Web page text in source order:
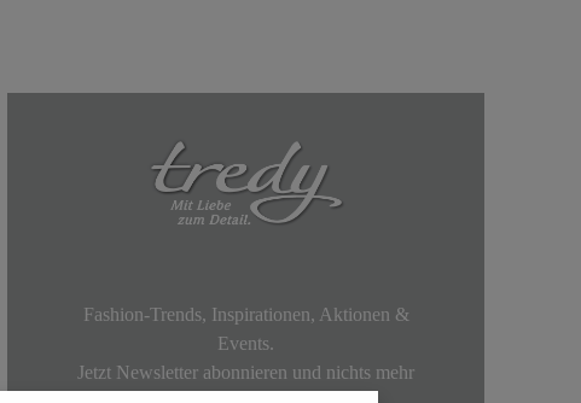
Fashion-Trends, Inspirationen, Aktionen &
Events.
Jetzt Newsletter abonnieren und nichts mehr